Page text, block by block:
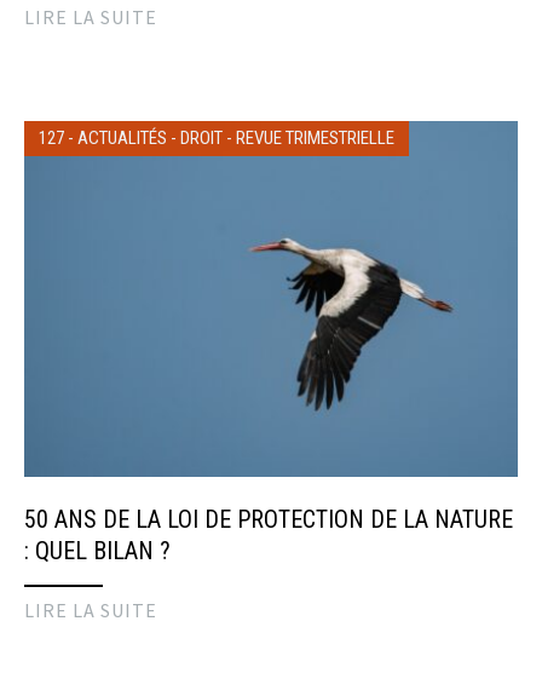
LIRE LA SUITE
127 - ACTUALITÉS - DROIT - REVUE TRIMESTRIELLE
50 ANS DE LA LOI DE PROTECTION DE LA NATURE
: QUEL BILAN ?
LIRE LA SUITE